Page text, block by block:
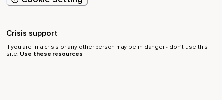
Crisis support
If you are in a crisis or any other person may be in danger - don’t use this
site. Use these resources